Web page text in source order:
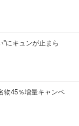
にキュンが止まら
物45％増量キャンペ